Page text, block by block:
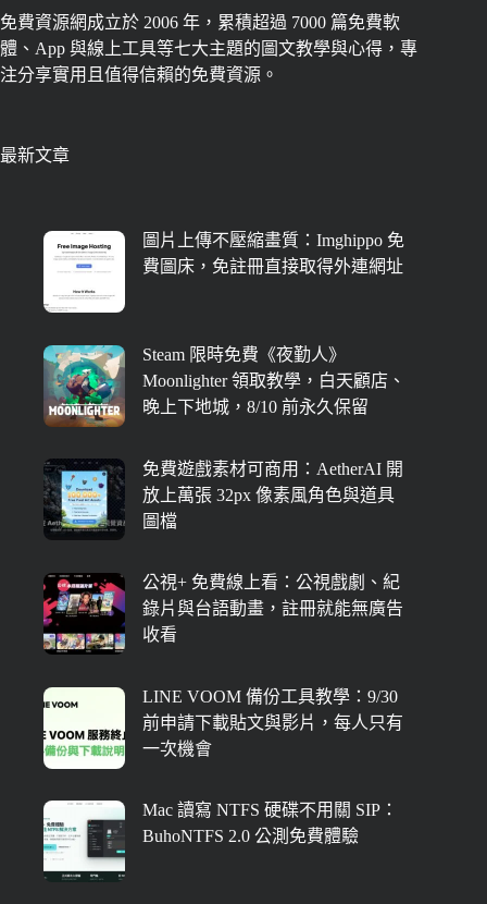
免費資源網成立於 2006 年，累積超過 7000 篇免費軟
體、App 與線上工具等七大主題的圖文教學與心得，專
注分享實用且值得信賴的免費資源。
最新文章
圖片上傳不壓縮畫質：Imghippo 免
費圖床，免註冊直接取得外連網址
Steam 限時免費《夜勤人》
Moonlighter 領取教學，白天顧店、
晚上下地城，8/10 前永久保留
免費遊戲素材可商用：AetherAI 開
放上萬張 32px 像素風角色與道具
圖檔
公視+ 免費線上看：公視戲劇、紀
錄片與台語動畫，註冊就能無廣告
收看
LINE VOOM 備份工具教學：9/30
前申請下載貼文與影片，每人只有
一次機會
Mac 讀寫 NTFS 硬碟不用關 SIP：
BuhoNTFS 2.0 公測免費體驗